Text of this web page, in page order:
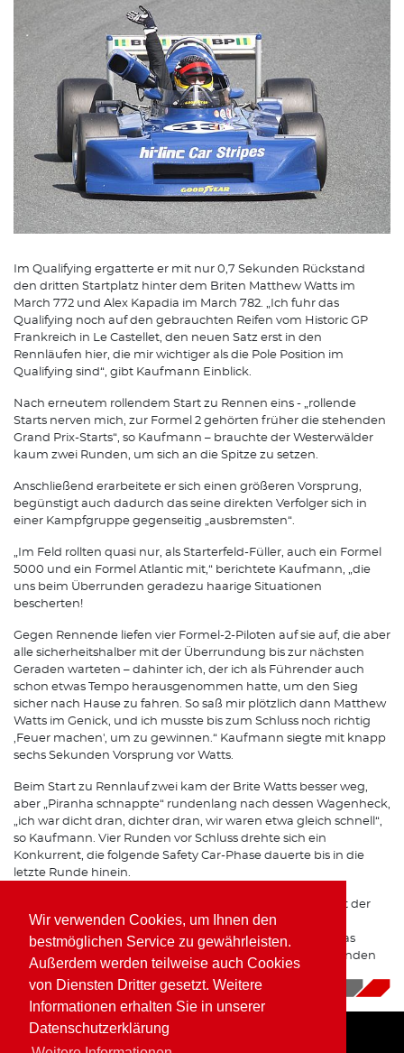
Wir verwenden Cookies, um Ihnen den
bestmöglichen Service zu gewährleisten.
Außerdem werden teilweise auch Cookies
von Diensten Dritter gesetzt. Weitere
Informationen erhalten Sie in unserer
Datenschutzerklärung
Im Qualifying ergatterte er mit nur 0,7 Sekunden Rückstand
den dritten Startplatz hinter dem Briten Matthew Watts im
March 772 und Alex Kapadia im March 782. „Ich fuhr das
Qualifying noch auf den gebrauchten Reifen vom Historic GP
Frankreich in Le Castellet, den neuen Satz erst in den
Rennläufen hier, die mir wichtiger als die Pole Position im
Qualifying sind“, gibt Kaufmann Einblick.
Nach erneutem rollendem Start zu Rennen eins - „rollende
Starts nerven mich, zur Formel 2 gehörten früher die stehenden
Grand Prix-Starts“, so Kaufmann – brauchte der Westerwälder
kaum zwei Runden, um sich an die Spitze zu setzen.
Anschließend erarbeitete er sich einen größeren Vorsprung,
begünstigt auch dadurch das seine direkten Verfolger sich in
einer Kampfgruppe gegenseitig „ausbremsten“.
„Im Feld rollten quasi nur, als Starterfeld-Füller, auch ein Formel
5000 und ein Formel Atlantic mit,“ berichtete Kaufmann, „die
uns beim Überrunden geradezu haarige Situationen
bescherten!
Gegen Rennende liefen vier Formel-2-Piloten auf sie auf, die aber
alle sicherheitshalber mit der Überrundung bis zur nächsten
Geraden warteten – dahinter ich, der ich als Führender auch
schon etwas Tempo herausgenommen hatte, um den Sieg
sicher nach Hause zu fahren. So saß mir plötzlich dann Matthew
Watts im Genick, und ich musste bis zum Schluss noch richtig
,Feuer machen', um zu gewinnen.“ Kaufmann siegte mit knapp
sechs Sekunden Vorsprung vor Watts.
Beim Start zu Rennlauf zwei kam der Brite Watts besser weg,
aber „Piranha schnappte“ rundenlang nach dessen Wagenheck,
„ich war dicht dran, dichter dran, wir waren etwa gleich schnell“,
so Kaufmann. Vier Runden vor Schluss drehte sich ein
Konkurrent, die folgende Safety Car-Phase dauerte bis in die
letzte Runde hinein.
„Als das Safety Car dann wieder in die Boxen fuhr,“ erzählt der
Molsberger, „konnten wir nur noch einige hundert Meter
beschleunigen, dann beendete die Schachbrettflagge das
Rennen. Ich verlor gegen Matthew hauchdünn, 0,6 Sekunden
05.07.2024